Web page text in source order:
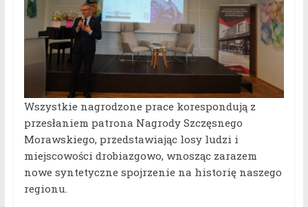
Wszystkie nagrodzone prace korespondują z
przesłaniem patrona Nagrody Szczęsnego
Morawskiego, przedstawiając losy ludzi i
miejscowości drobiazgowo, wnosząc zarazem
nowe syntetyczne spojrzenie na historię naszego
regionu.